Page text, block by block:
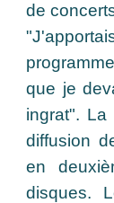
de
que je
ingrat". La
diffusion
en
disques.